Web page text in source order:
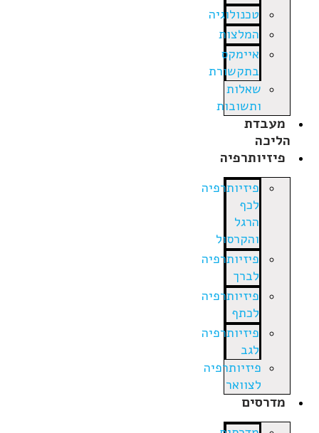
טכנולוגיה
המלצות
איימקס
בתקשורת
שאלות
ותשובות
מעבדת
הליכה
פיזיותרפיה
פיזיותרפיה
לכף
הרגל
והקרסול
פיזיותרפיה
לברך
פיזיותרפיה
לכתף
פיזיותרפיה
לגב
פיזיותרפיה
לצוואר
מדרסים